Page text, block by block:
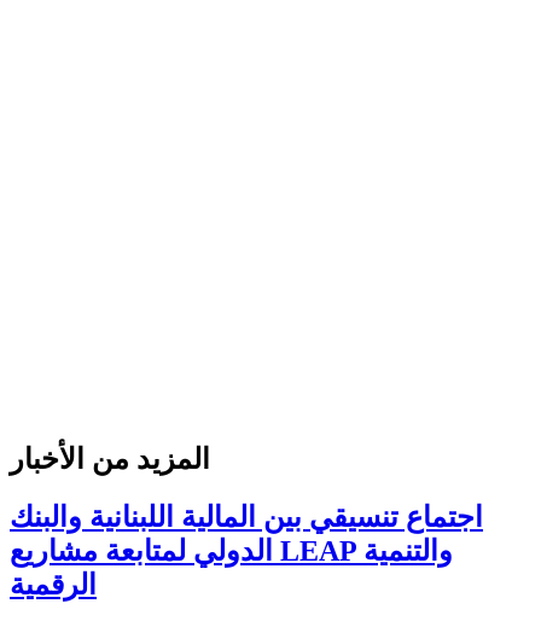
المزيد من الأخبار
اجتماع تنسيقي بين المالية اللبنانية والبنك
الدولي لمتابعة مشاريع LEAP والتنمية
الرقمية